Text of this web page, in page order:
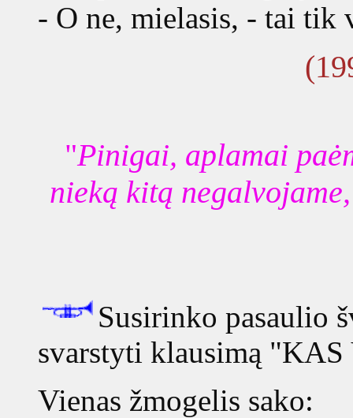
- O ne, mielasis, - tai tik
"Pinigai, aplamai
nieką kitą
Susirinko pasaulio
svarstyti klausimą
Vienas žmogelis sako: